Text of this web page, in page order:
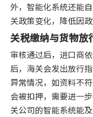
外，智能化系统还能
关政策变化，降低因
关税缴纳与货物放
审核通过后，进口商
后，海关会发出放行
异常情况，如资料不
会被扣押，需要进一
关公司的智能系统能